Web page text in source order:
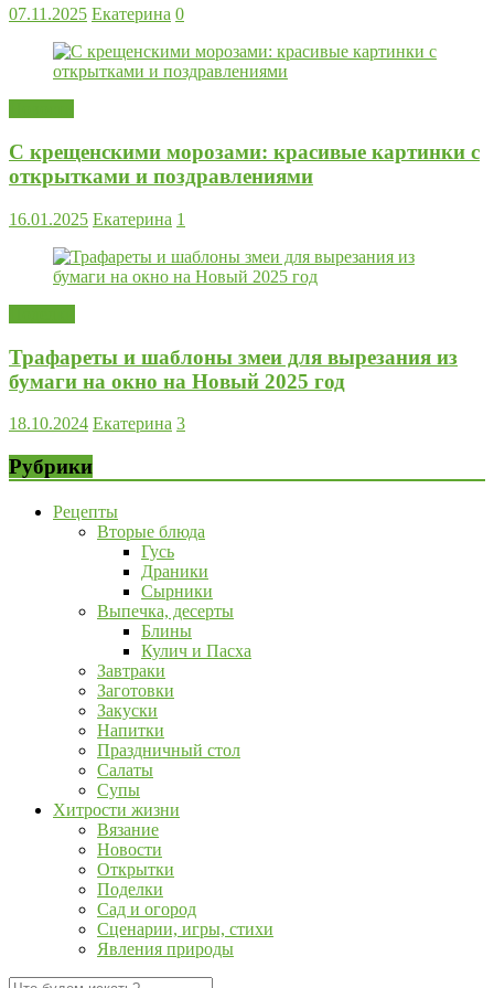
07.11.2025 Екатерина 0
С крещенскими морозами: красивые картинки с
открытками и поздравлениями
16.01.2025 Екатерина 1
Трафареты и шаблоны змеи для вырезания из
бумаги на окно на Новый 2025 год
18.10.2024 Екатерина 3
Рубрики
Рецепты
Вторые блюда
Гусь
Драники
Сырники
Выпечка, десерты
Блины
Кулич и Пасха
Завтраки
Заготовки
Закуски
Напитки
Праздничный стол
Салаты
Супы
Хитрости жизни
Вязание
Новости
Открытки
Поделки
Сад и огород
Сценарии, игры, стихи
Явления природы